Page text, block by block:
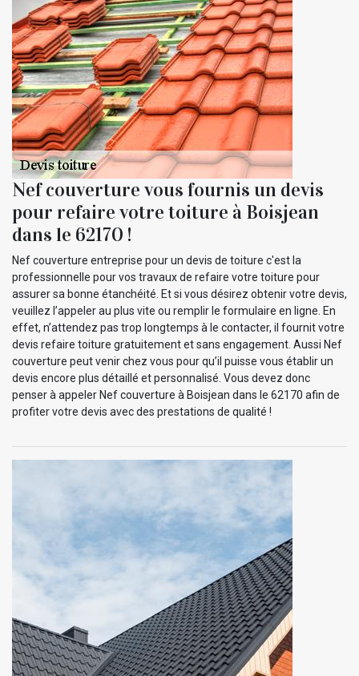
Nef couverture vous fournis un devis
pour refaire votre toiture à Boisjean
dans le 62170 !
Nef couverture entreprise pour un devis de toiture c'est la
professionnelle pour vos travaux de refaire votre toiture pour
assurer sa bonne étanchéité. Et si vous désirez obtenir votre devis,
veuillez l’appeler au plus vite ou remplir le formulaire en ligne. En
effet, n’attendez pas trop longtemps à le contacter, il fournit votre
devis refaire toiture gratuitement et sans engagement. Aussi Nef
couverture peut venir chez vous pour qu’il puisse vous établir un
devis encore plus détaillé et personnalisé. Vous devez donc
penser à appeler Nef couverture à Boisjean dans le 62170 afin de
profiter votre devis avec des prestations de qualité !